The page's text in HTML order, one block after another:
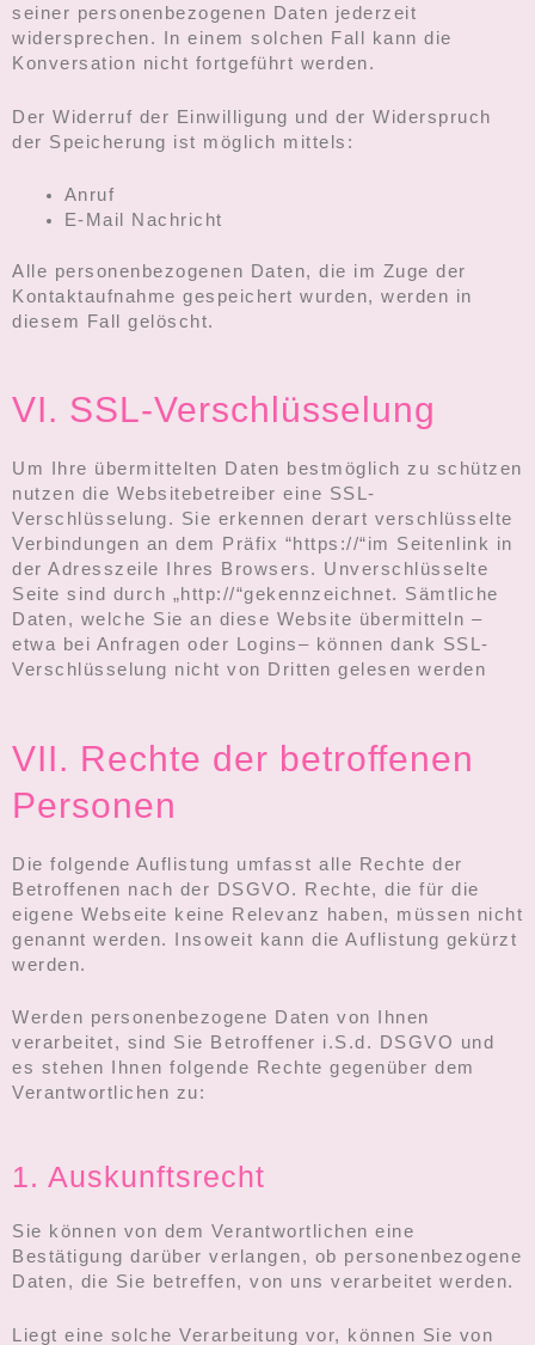
seiner personenbezogenen Daten jederzeit
widersprechen. In einem solchen Fall kann die
Konversation nicht fortgeführt werden.
Der Widerruf der Einwilligung und der Widerspruch
der Speicherung ist möglich mittels:
Anruf
E-Mail Nachricht
Alle personenbezogenen Daten, die im Zuge der
Kontaktaufnahme gespeichert wurden, werden in
diesem Fall gelöscht.
VI. SSL-Verschlüsselung
Um Ihre übermittelten Daten bestmöglich zu schützen
nutzen die Websitebetreiber eine SSL-
Verschlüsselung. Sie erkennen derart verschlüsselte
Verbindungen an dem Präfix “https://“im Seitenlink in
der Adresszeile Ihres Browsers. Unverschlüsselte
Seite sind durch „http://“gekennzeichnet. Sämtliche
Daten, welche Sie an diese Website übermitteln –
etwa bei Anfragen oder Logins– können dank SSL-
Verschlüsselung nicht von Dritten gelesen werden
VII. Rechte der betroffenen
Personen
Die folgende Auflistung umfasst alle Rechte der
Betroffenen nach der DSGVO. Rechte, die für die
eigene Webseite keine Relevanz haben, müssen nicht
genannt werden. Insoweit kann die Auflistung gekürzt
werden.
Werden personenbezogene Daten von Ihnen
verarbeitet, sind Sie Betroffener i.S.d. DSGVO und
es stehen Ihnen folgende Rechte gegenüber dem
Verantwortlichen zu:
1. Auskunftsrecht
Sie können von dem Verantwortlichen eine
Bestätigung darüber verlangen, ob personenbezogene
Daten, die Sie betreffen, von uns verarbeitet werden.
Liegt eine solche Verarbeitung vor, können Sie von